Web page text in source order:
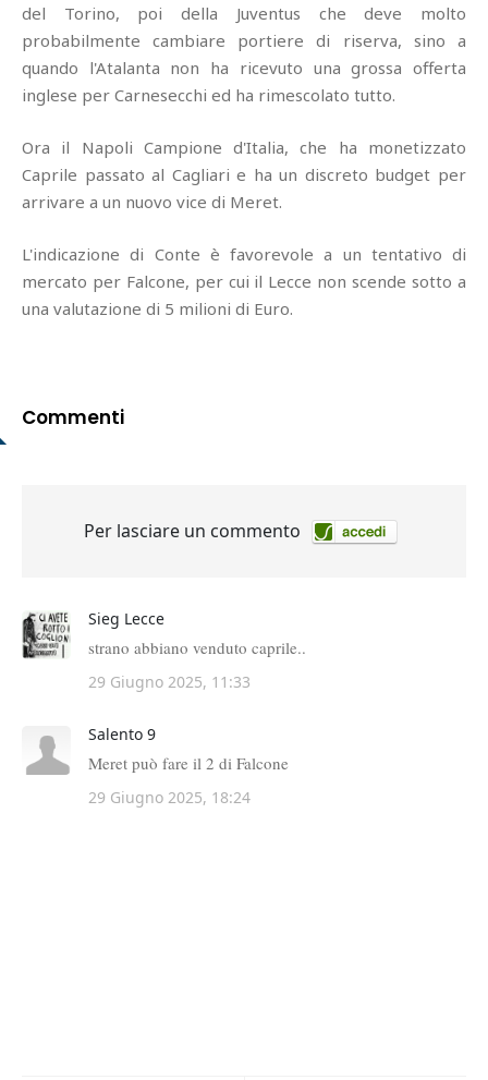
del Torino, poi della Juventus che deve molto
probabilmente cambiare portiere di riserva, sino a
quando l'Atalanta non ha ricevuto una grossa offerta
inglese per Carnesecchi ed ha rimescolato tutto.
Ora il Napoli Campione d'Italia, che ha monetizzato
Caprile passato al Cagliari e ha un discreto budget per
arrivare a un nuovo vice di Meret.
L'indicazione di Conte è favorevole a un tentativo di
mercato per Falcone, per cui il Lecce non scende sotto a
una valutazione di 5 milioni di Euro.
Commenti